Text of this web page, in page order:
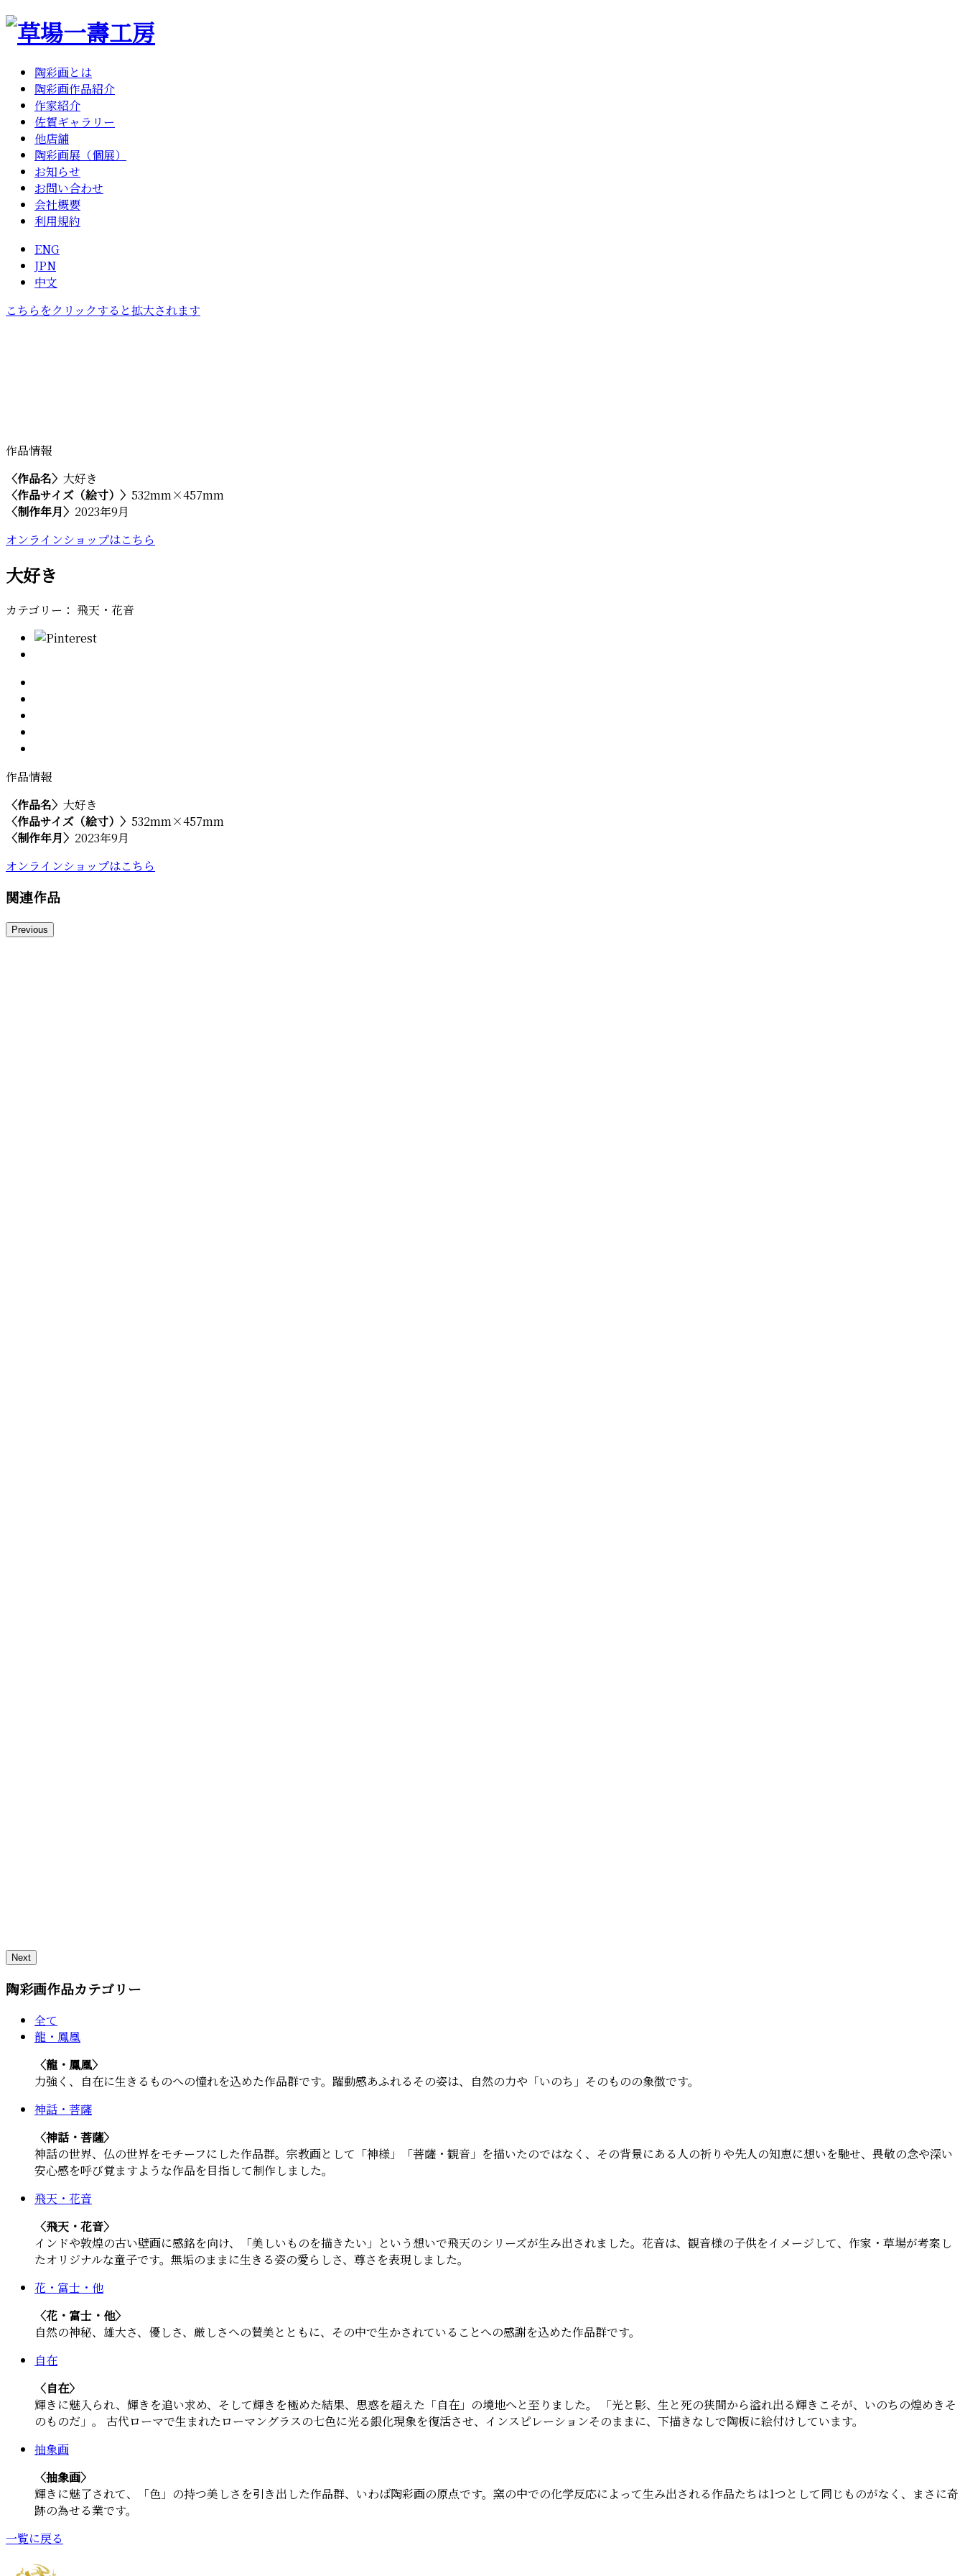
陶彩画とは
陶彩画作品紹介
作家紹介
佐賀ギャラリー
他店舗
陶彩画展（個展）
お知らせ
お問い合わせ
会社概要
利用規約
ENG
JPN
中文
こちらをクリックすると拡大されます
作品情報
〈作品名〉 大好き
〈作品サイズ（絵寸）〉 532mm×457mm
〈制作年月〉 2023年9月
オンラインショップはこちら
大好き
カテゴリー： 飛天・花音
作品情報
〈作品名〉 大好き
〈作品サイズ（絵寸）〉 532mm×457mm
〈制作年月〉 2023年9月
オンラインショップはこちら
関連作品
Previous
Next
陶彩画作品カテゴリー
全て
龍・鳳凰
〈龍・鳳凰〉
力強く、自在に生きるものへの憧れを込めた作品群です。躍動感あふれるその姿は、自然の力や「いのち」そのものの象徴です。
神話・菩薩
〈神話・菩薩〉
神話の世界、仏の世界をモチーフにした作品群。宗教画として「神様」「菩薩・観音」を描いたのではなく、その背景にある人の祈りや先人の知恵に想いを馳せ、畏敬の念や深い
安心感を呼び覚ますような作品を目指して制作しました。
飛天・花音
〈飛天・花音〉
インドや敦煌の古い壁画に感銘を向け、「美しいものを描きたい」という想いで飛天のシリーズが生み出されました。花音は、観音様の子供をイメージして、作家・草場が考案し
たオリジナルな童子です。無垢のままに生きる姿の愛らしさ、尊さを表現しました。
花・富士・他
〈花・富士・他〉
自然の神秘、雄大さ、優しさ、厳しさへの賛美とともに、その中で生かされていることへの感謝を込めた作品群です。
自在
〈自在〉
輝きに魅入られ、輝きを追い求め、そして輝きを極めた結果、思惑を超えた「自在」の境地へと至りました。 「光と影、生と死の狭間から溢れ出る輝きこそが、いのちの煌めきそ
のものだ」。 古代ローマで生まれたローマングラスの七色に光る銀化現象を復活させ、インスピレーションそのままに、下描きなしで陶板に絵付けしています。
抽象画
〈抽象画〉
輝きに魅了されて、「色」の持つ美しさを引き出した作品群、いわば陶彩画の原点です。窯の中での化学反応によって生み出される作品たちは1つとして同じものがなく、まさに奇
跡の為せる業です。
一覧に戻る